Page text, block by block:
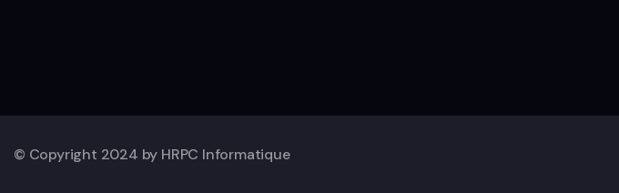
© Copyright 2024 by HRPC Informatique